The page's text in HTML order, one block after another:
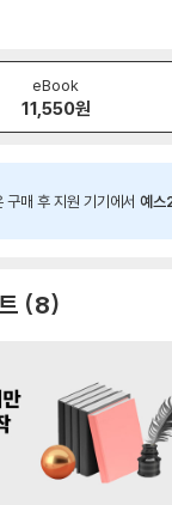
eBook
11,550원
구매 후 지원 기기에서 예스
8